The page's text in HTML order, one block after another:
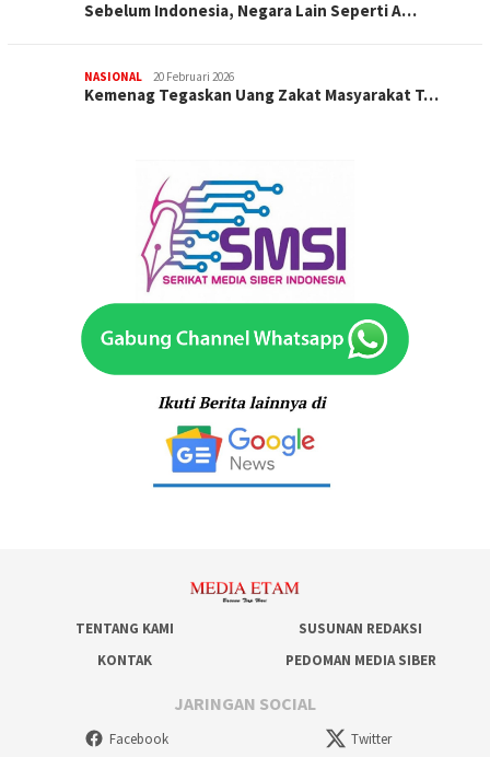
Sebelum Indonesia, Negara Lain Seperti A…
NASIONAL 20 Februari 2026
Kemenag Tegaskan Uang Zakat Masyarakat T…
TENTANG KAMI
SUSUNAN REDAKSI
KONTAK
PEDOMAN MEDIA SIBER
JARINGAN SOCIAL
Facebook Twitter